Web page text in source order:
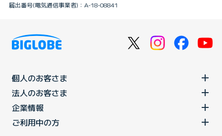
届出番号(電気通信事業者)：A-18-08841
個人のお客さま
法人のお客さま
企業情報
ご利用中の方